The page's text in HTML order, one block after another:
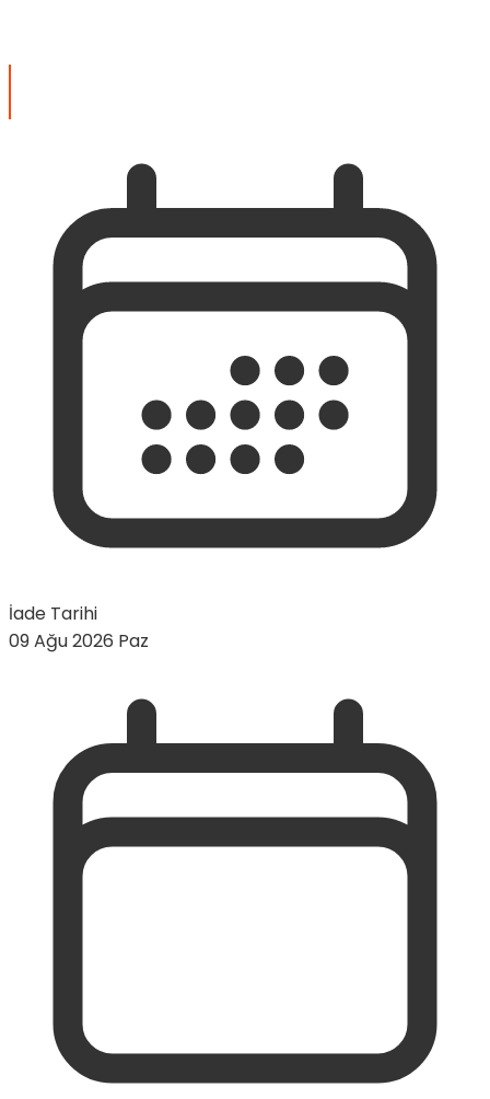
İade Tarihi
09 Ağu 2026 Paz